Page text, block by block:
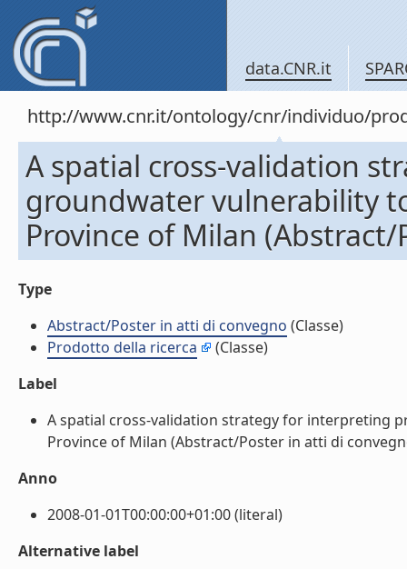
data.CNR.it
http://www.cnr.it/ontology/cnr/individuo/
A spatial cross-validation
groundwater vulnerability
Province of Milan
Type
Abstract/Poster in atti di convegno (Classe)
Prodotto della ricerca
(Classe)
Label
A spatial cross-validation strategy for interpreting
Province of Milan (Abstract/Poster in atti di
Anno
2008-01-01T00:00:00+01:00 (literal)
Alternative label